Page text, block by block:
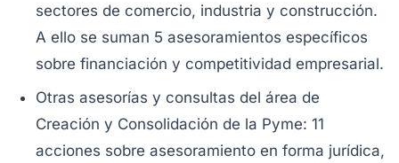
sectores de comercio, industria y construcción.
A ello se suman 5 asesoramientos específicos
sobre financiación y competitividad empresarial.
Otras asesorías y consultas del área de
Creación y Consolidación de la Pyme: 11
acciones sobre asesoramiento en forma jurídica,